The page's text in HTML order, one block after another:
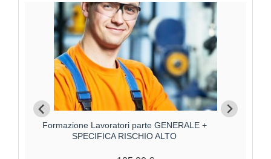
Formazione Lavoratori parte GENERALE +
SPECIFICA RISCHIO ALTO